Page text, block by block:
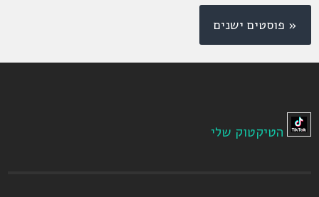
« פוסטים ישנים
הטיקטוק שלי